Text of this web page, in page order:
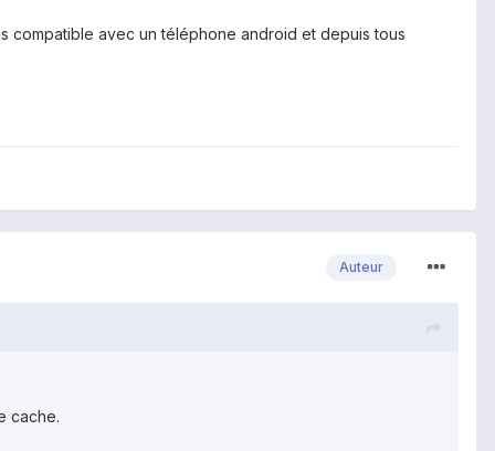
compatible avec un téléphone android et depuis tous
Auteur
cache.